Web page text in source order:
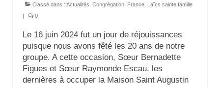
Classé dans : Actualités Congrégation France
Laïcs sainte famille
0
Le 16 juin 2024 fut un jour de réjouissances
puisque nous avons fêté les 20 ans de notre
groupe. A cette occasion, Sœur Bernadette
Figues et Sœur Raymonde Escau, les
dernières à occuper la Maison Saint Augustin